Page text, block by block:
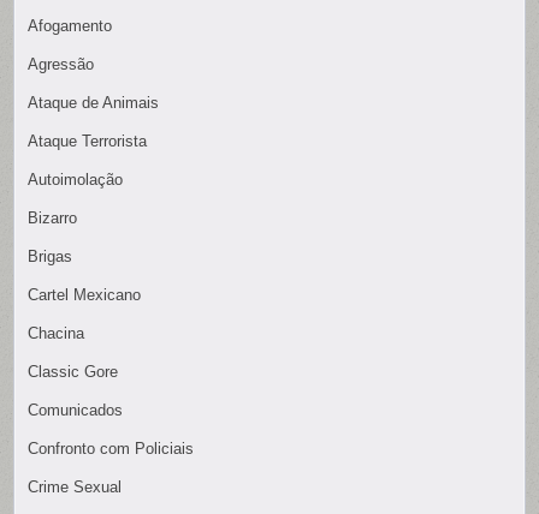
Afogamento
Agressão
Ataque de Animais
Ataque Terrorista
Autoimolação
Bizarro
Brigas
Cartel Mexicano
Chacina
Classic Gore
Comunicados
Confronto com Policiais
Crime Sexual